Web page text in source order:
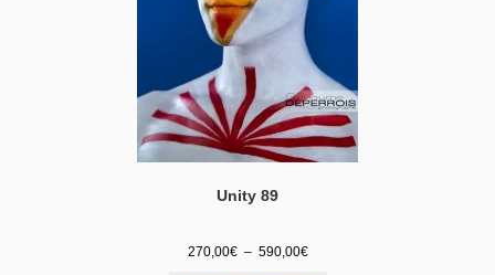
Unity 89
270,00€ – 590,00€